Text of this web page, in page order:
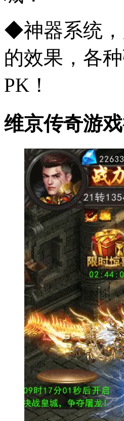
◆神器系统，
的效果，各
PK！
维京传奇游